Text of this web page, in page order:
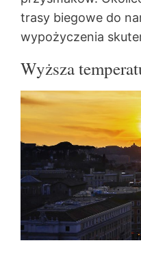
trasy biegowe do
wypożyczenia
Wyższa